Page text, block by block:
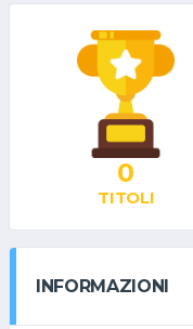
0
TITOLI
INFORMAZIONI